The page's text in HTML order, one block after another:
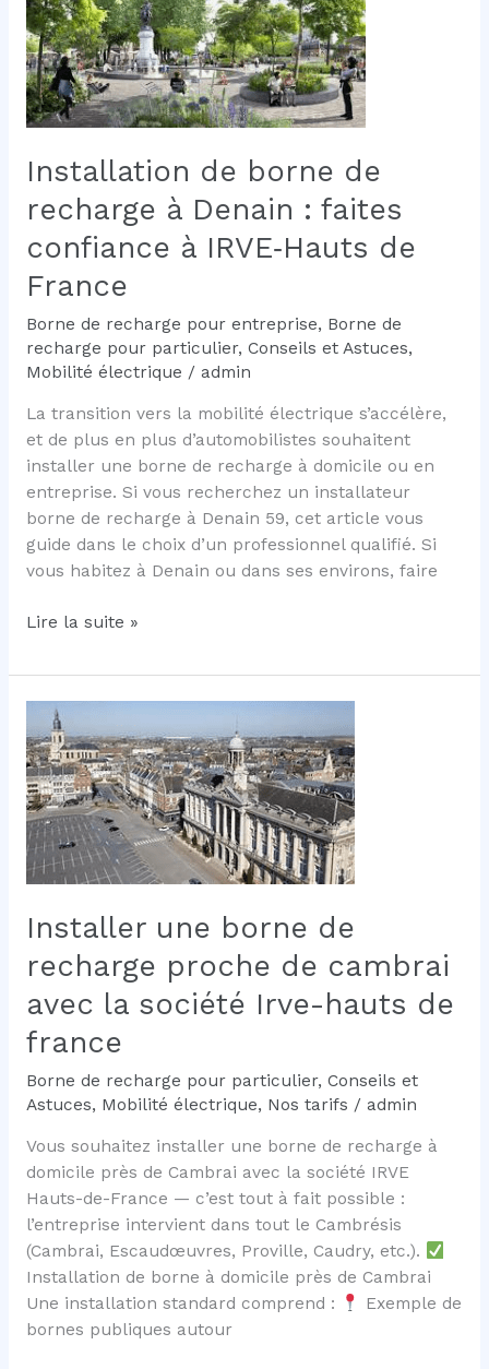
recharge
Tesla
à
domicile
Installation de borne de
recharge à Denain : faites
confiance à IRVE‑Hauts de
France
Borne de recharge pour entreprise, Borne de
recharge pour particulier, Conseils et Astuces,
Mobilité électrique / admin
La transition vers la mobilité électrique s’accélère,
et de plus en plus d’automobilistes souhaitent
installer une borne de recharge à domicile ou en
entreprise. Si vous recherchez un installateur
borne de recharge à Denain 59, cet article vous
guide dans le choix d’un professionnel qualifié. Si
vous habitez à Denain ou dans ses environs, faire
Installation
borne
de
recharge
à
Denain
:
faites
confiance
à
de
France
Lire la suite »
Installer une borne de
recharge proche de cambrai
avec la société Irve-hauts de
france
Borne de recharge pour particulier, Conseils et
Astuces, Mobilité électrique, Nos tarifs / admin
Vous souhaitez installer une borne de recharge à
domicile près de Cambrai avec la société IRVE
Hauts-de-France — c’est tout à fait possible :
l’entreprise intervient dans tout le Cambrésis
(Cambrai, Escaudœuvres, Proville, Caudry, etc.).
Installation de borne à domicile près de Cambrai
Une installation standard comprend :
Exemple de
bornes publiques autour